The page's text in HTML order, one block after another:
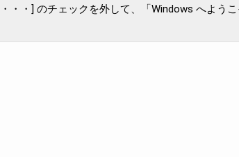
・・] のチェックを外して、「Windows へよう